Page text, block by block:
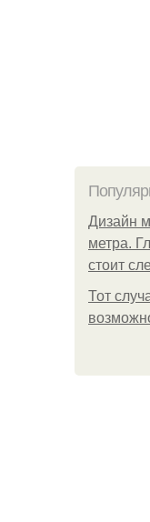
Дизайн
метра.
стоит
Тот